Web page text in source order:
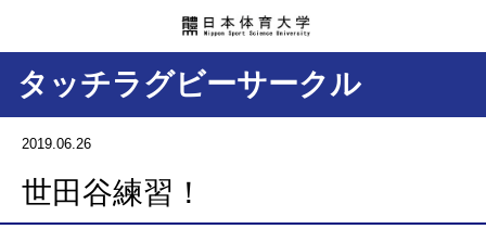
タッチラグビーサークル
2019.06.26
世田谷練習！